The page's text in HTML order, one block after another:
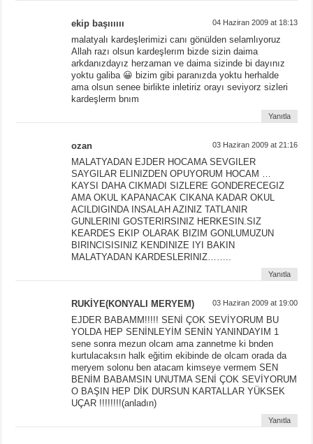
ekip başıııııı 04 Haziran 2009 at 18:13
malatyalı kardeşlerimizi canı gönülden selamlıyoruz
Allah razı olsun kardeşlerım bizde sizin daima
arkdanızdayız herzaman ve daima sizinde bi dayınız
yoktu galiba 😀 bizim gibi paranızda yoktu herhalde
ama olsun senee birlikte inletiriz orayı seviyorz sizleri
kardeşlerm bnım
Yanıtla
ozan 03 Haziran 2009 at 21:16
MALATYADAN EJDER HOCAMA SEVGILER
SAYGILAR ELINIZDEN OPUYORUM HOCAM …
KAYSI DAHA CIKMADI SIZLERE GONDERECEGIZ
AMA OKUL KAPANACAK CIKANA KADAR OKUL
ACILDIGINDA INSALAH AZINIZ TATLANIR
GUNLERINI GOSTERIRSINIZ HERKESIN.SIZ
KEARDES EKIP OLARAK BIZIM GONLUMUZUN
BIRINCISISINIZ KENDINIZE IYI BAKIN
MALATYADAN KARDESLERINIZ……..
Yanıtla
RUKİYE(KONYALI MERYEM) 03 Haziran 2009 at 19:00
EJDER BABAMM!!!!! SENİ ÇOK SEVİYORUM BU
YOLDA HEP SENİNLEYİM SENİN YANINDAYIM 1
sene sonra mezun olcam ama zannetme ki bnden
kurtulacaksın halk eğitim ekibinde de olcam orada da
meryem solonu ben atacam kimseye vermem SEN
BENİM BABAMSIN UNUTMA SENİ ÇOK SEVİYORUM
O BAŞIN HEP DİK DURSUN KARTALLAR YÜKSEK
UÇAR !!!!!!!!(anladın)
Yanıtla